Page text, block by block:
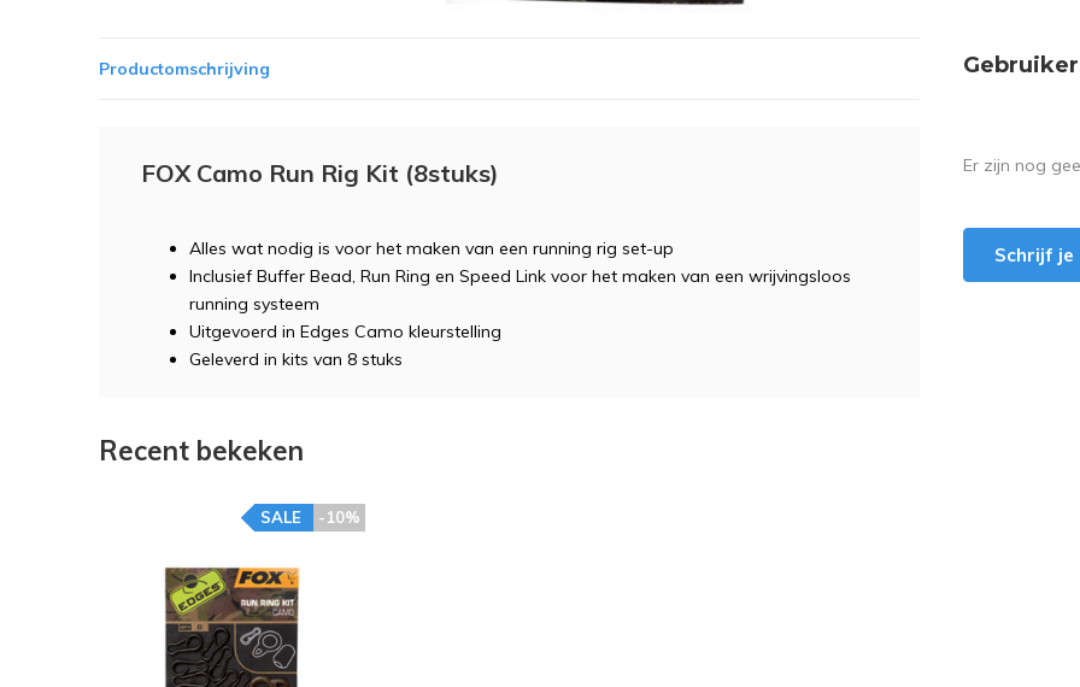
Productomschrijving
FOX Camo Run Rig Kit (8stuks)
Alles wat nodig is voor het maken van een running rig set-up
Inclusief Buffer Bead, Run Ring en Speed Link voor het maken van een wrijvingsloos
running systeem
Uitgevoerd in Edges Camo kleurstelling
Geleverd in kits van 8 stuks
Er zijn nog
Schrijf
Recent bekeken
-10%
SALE